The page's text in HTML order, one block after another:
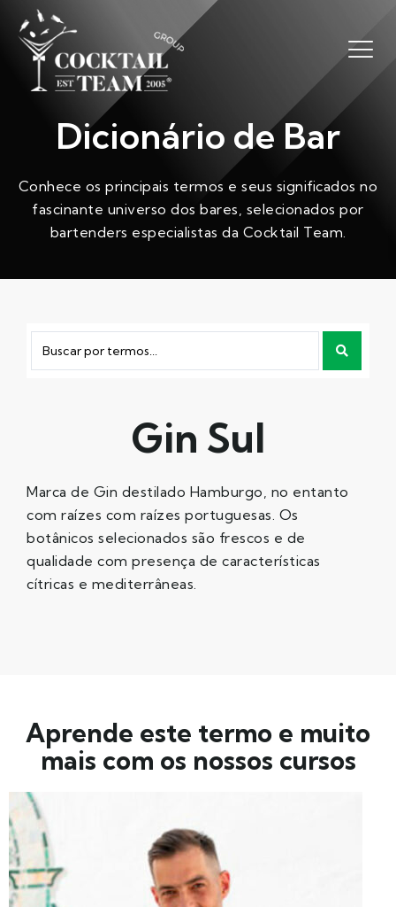
Dicionário de Bar
Conhece os principais termos e seus significados no
fascinante universo dos bares, selecionados por
bartenders especialistas da Cocktail Team.
Gin Sul
Marca de Gin destilado Hamburgo, no entanto
com raízes com raízes portuguesas. Os
botânicos selecionados são frescos e de
qualidade com presença de características
cítricas e mediterrâneas.
Aprende este termo e muito
mais com os nossos cursos